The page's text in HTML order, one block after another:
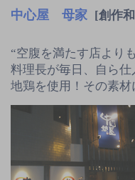
中心屋 母家 [創作
“空腹を満たす店より
料理長が毎日、自ら
地鶏を使用！その素